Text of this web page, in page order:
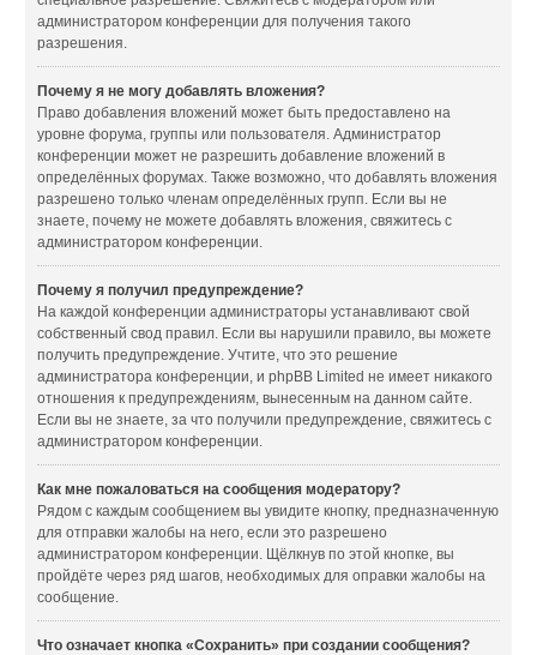
администратором конференции для получения такого
разрешения.
Почему я не могу добавлять вложения?
Право добавления вложений может быть предоставлено на
уровне форума, группы или пользователя. Администратор
конференции может не разрешить добавление вложений в
определённых форумах. Также возможно, что добавлять вложения
разрешено только членам определённых групп. Если вы не
знаете, почему не можете добавлять вложения, свяжитесь с
администратором конференции.
Почему я получил предупреждение?
На каждой конференции администраторы устанавливают свой
собственный свод правил. Если вы нарушили правило, вы можете
получить предупреждение. Учтите, что это решение
администратора конференции, и phpBB Limited не имеет никакого
отношения к предупреждениям, вынесенным на данном сайте.
Если вы не знаете, за что получили предупреждение, свяжитесь с
администратором конференции.
Как мне пожаловаться на сообщения модератору?
Рядом с каждым сообщением вы увидите кнопку, предназначенную
для отправки жалобы на него, если это разрешено
администратором конференции. Щёлкнув по этой кнопке, вы
пройдёте через ряд шагов, необходимых для оправки жалобы на
сообщение.
Что означает кнопка «Сохранить» при создании сообщения?